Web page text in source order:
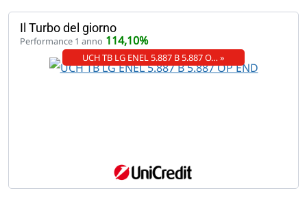
Il Turbo del giorno
Performance 1 anno 114,10%
UCH TB LG ENEL 5.887 B 5.887 O… »